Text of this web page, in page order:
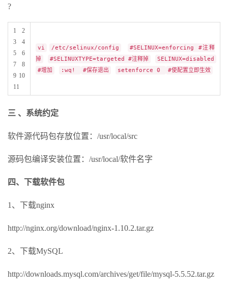
?
1 2
3 4
5 6
7 8
9 10
11
vi /etc/selinux/config
#SELINUX=enforcing #注释
掉
#SELINUXTYPE=targeted #注释掉
SELINUX=disabled
#增加
:wq! #保存退出 setenforce 0 #使配置立即生效
三 、系统约定
软件源代码包存放位置：/usr/local/src
源码包编译安装位置：/usr/local/软件名字
四、下载软件包
1、下载nginx
http://nginx.org/download/nginx-1.10.2.tar.gz
2、下载MySQL
http://downloads.mysql.com/archives/get/file/mysql-5.5.52.tar.gz